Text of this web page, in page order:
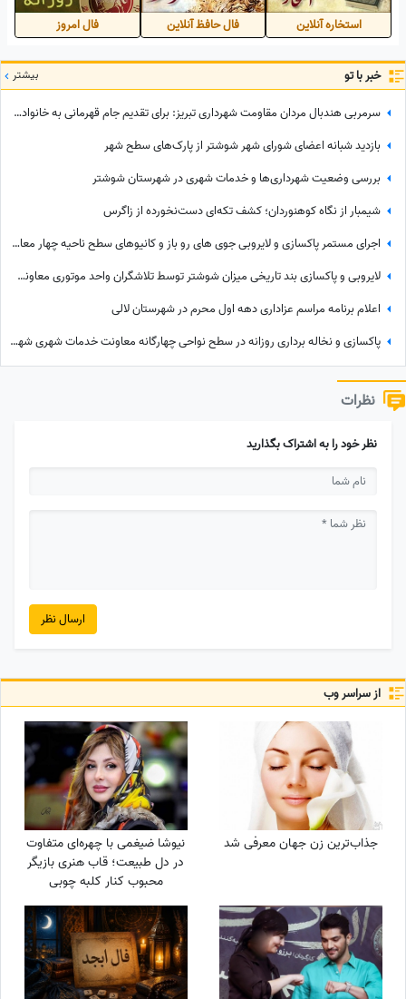
استخاره آنلاین فال حافظ آنلاین فال امروز
خبر با تو بیشتر
سرمربی هندبال مردان مقاومت شهرداری تبریز: برای تقدیم جام قهرمانی به خانواده های شهدا، همدل هستیم
بازدید شبانه اعضای شورای شهر شوشتر از پارک‌های سطح شهر
بررسی وضعیت شهرداری‌ها و خدمات شهری در شهرستان شوشتر
شیمبار از نگاه کوهنوردان؛ کشف تکه‌ای دست‌نخورده از زاگرس
اجرای مستمر پاکسازی و لایروبی جوی های رو باز و کانیوهای سطح ناحیه چهار معاونت خدمات شهری شهرداری شوشتر
لایروبی و پاکسازی بند تاریخی میزان شوشتر توسط تلاشگران واحد موتوری معاونت خدمات شهری شهرداری شوشتر
اعلام برنامه مراسم عزاداری دهه اول محرم در شهرستان لالی
پاکسازی و نخاله برداری روزانه در سطح نواحی چهارگانه معاونت خدمات شهری شهرداری شوشتر انجام می شود
نظرات
نظر خود را به اشتراک بگذارید
ارسال نظر
از سراسر وب
جذاب‌ترین زن جهان معرفی شد
نیوشا ضیغمی با چهره‌ای متفاوت
در دل طبیعت؛ قاب هنری بازیگر
محبوب کنار کلبه چوبی